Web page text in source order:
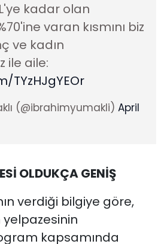
kadar olan
varan kısmını biz
ve kadın
ile aile:
TYzHJgYEOr
(@ibrahimyumakli) April
OLDUKÇA GENİŞ
verdiği bilgiye göre,
yelpazesinin
kapsamında